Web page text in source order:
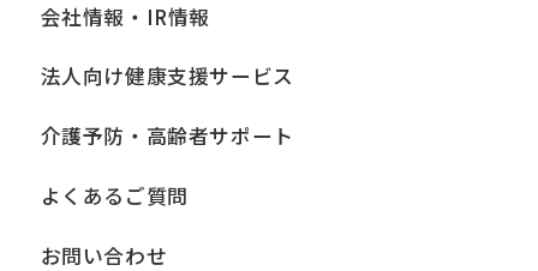
会社情報・IR情報
法人向け健康支援サービス
介護予防・高齢者サポート
よくあるご質問
お問い合わせ
before
using